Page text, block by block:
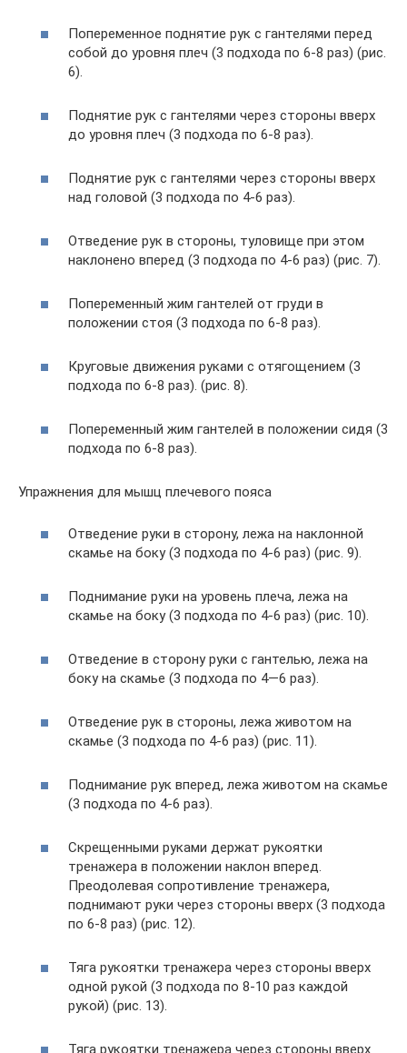
Попеременное поднятие рук с гантелями перед
собой до уровня плеч (3 подхода по 6-8 раз) (рис.
6).
Поднятие рук с гантелями через стороны вверх
до уровня плеч (3 подхода по 6-8 раз).
Поднятие рук с гантелями через стороны вверх
над головой (3 подхода по 4-6 раз).
Отведение рук в стороны, туловище при этом
наклонено вперед (3 подхода по 4-6 раз) (рис. 7).
Попеременный жим гантелей от груди в
положении стоя (3 подхода по 6-8 раз).
Круговые движения руками с отягощением (3
подхода по 6-8 раз). (рис. 8).
Попеременный жим гантелей в положении сидя (3
подхода по 6-8 раз).
Упражнения для мышц плечевого пояса
Отведение руки в сторону, лежа на наклонной
скамье на боку (3 подхода по 4-6 раз) (рис. 9).
Поднимание руки на уровень плеча, лежа на
скамье на боку (3 подхода по 4-6 раз) (рис. 10).
Отведение в сторону руки с гантелью, лежа на
боку на скамье (3 подхода по 4—6 раз).
Отведение рук в стороны, лежа животом на
скамье (3 подхода по 4-6 раз) (рис. 11).
Поднимание рук вперед, лежа животом на скамье
(3 подхода по 4-6 раз).
Скрещенными руками держат рукоятки
тренажера в положении наклон вперед.
Преодолевая сопротивление тренажера,
поднимают руки через стороны вверх (3 подхода
по 6-8 раз) (рис. 12).
Тяга рукоятки тренажера через стороны вверх
одной рукой (3 подхода по 8-10 раз каждой
рукой) (рис. 13).
Тяга рукоятки тренажера через стороны вверх